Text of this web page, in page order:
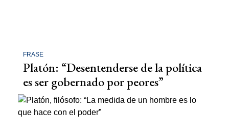
FRASE
Platón: “Desentenderse de la política
es ser gobernado por peores”